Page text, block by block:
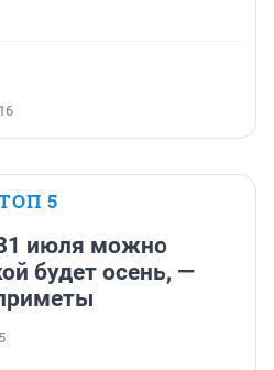
5
июля можно
будет осень, —